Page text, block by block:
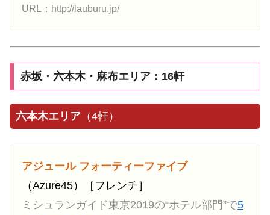
URL：http://lauburu.jp/
赤坂・六本木・麻布エリア：16軒
六本木エリア （4軒）
アジュール フォーティーファイブ
（Azure45）［フレンチ］
ミシュランガイド東京2019の“ホテル部門”で5